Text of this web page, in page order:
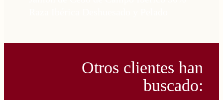
Otros clientes han
buscado: